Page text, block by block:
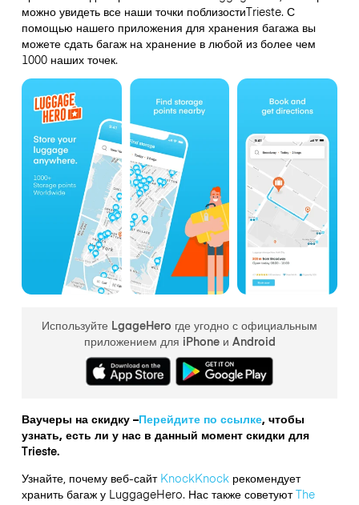
можно увидеть все наши точки поблизостиTrieste. С
помощью нашего приложения для хранения багажа вы
можете сдать багаж на хранение в любой из более чем
1000 наших точек.
Используйте LgageHero где угодно с официальным
приложением для iPhone и Android
Ваучеры на скидку –Перейдите по ссылке, чтобы
узнать, есть ли у нас в данный момент скидки для
Trieste.
Узнайте, почему веб-сайт KnockKnockрекомендует
хранить багаж у LuggageHero. Нас также советуютThe